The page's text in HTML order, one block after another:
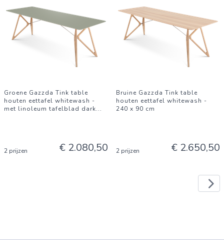
Groene Gazzda Tink table
houten eettafel whitewash -
met linoleum tafelblad dark...
2 prijzen € 2.080,50
Bruine Gazzda Tink table
houten eettafel whitewash -
240 x 90 cm
2 prijzen € 2.650,50